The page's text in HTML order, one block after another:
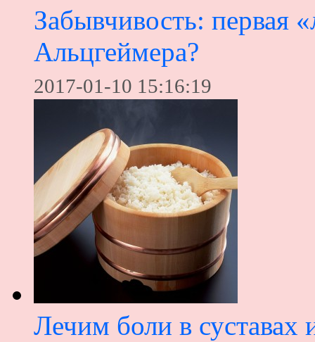
Забывчивость: первая
Альцгеймера?
2017-01-10 15:16:19
Лечим боли в суставах